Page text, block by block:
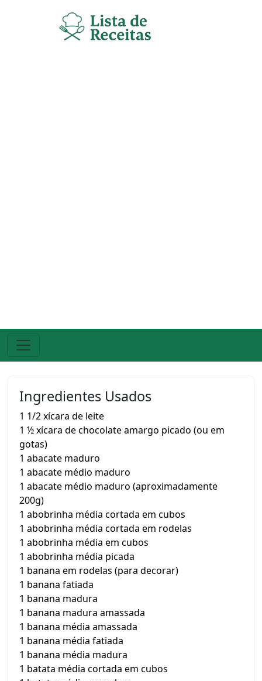
Ingredientes Usados
1 1/2 xícara de leite
1 ½ xícara de chocolate amargo picado (ou em
gotas)
1 abacate maduro
1 abacate médio maduro
1 abacate médio maduro (aproximadamente
200g)
1 abobrinha média cortada em cubos
1 abobrinha média cortada em rodelas
1 abobrinha média em cubos
1 abobrinha média picada
1 banana em rodelas (para decorar)
1 banana fatiada
1 banana madura
1 banana madura amassada
1 banana média amassada
1 banana média fatiada
1 banana média madura
1 batata média cortada em cubos